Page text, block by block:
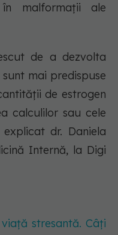
malformații ale
de a dezvolta
mai predispuse
de estrogen
calculilor sau cele
dr. Daniela
Internă, la Digi
stresantă. Câți